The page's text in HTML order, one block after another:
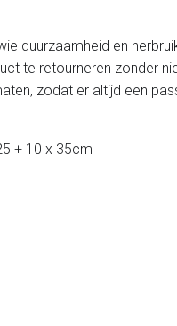
duurzaamheid en
te retourneren zonder
zodat er altijd een
+ 10 x 35cm